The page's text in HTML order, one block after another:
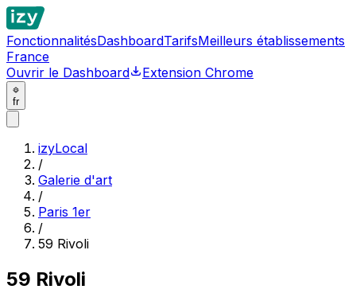
FonctionnalitésDashboardTarifsMeilleurs établissements
France
Ouvrir le Dashboard
Extension Chrome
fr
izyLocal
/
Galerie d'art
/
Paris 1er
/
59 Rivoli
59 Rivoli